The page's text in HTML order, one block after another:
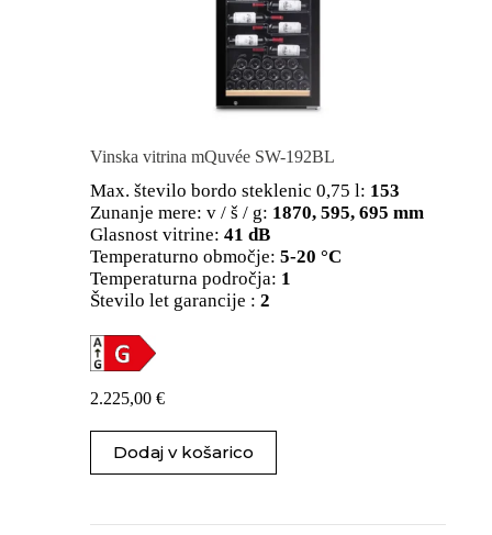
Vinska vitrina mQuvée SW-192BL
Max. število bordo steklenic 0,75 l: 153
Zunanje mere: v / š / g: 1870, 595, 695 mm
Glasnost vitrine: 41 dB
Temperaturno območje: 5-20 °C
Temperaturna področja: 1
Število let garancije : 2
2.225,00 €
Dodaj v košarico